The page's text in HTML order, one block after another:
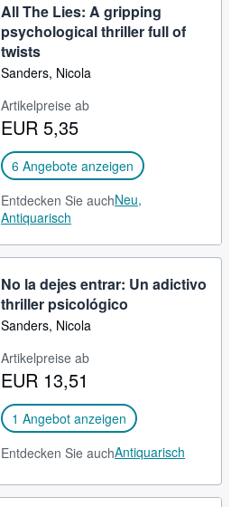
All The Lies: A gripping
psychological thriller full of
twists
Sanders, Nicola
Artikelpreise ab
EUR 5,35
6 Angebote anzeigen
Entdecken Sie auchNeu,
Antiquarisch
No la dejes entrar: Un adictivo
thriller psicológico
Sanders, Nicola
Artikelpreise ab
EUR 13,51
1 Angebot anzeigen
Entdecken Sie auchAntiquarisch